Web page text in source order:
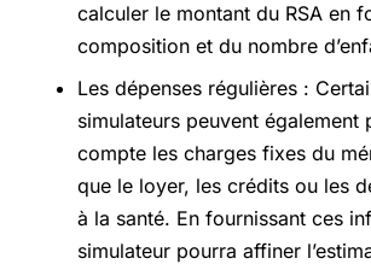
calculer le montant du RSA en
composition et du nombre
Les dépenses régulières :
simulateurs peuvent également
compte les charges fixes du
que le loyer, les crédits ou les
à la santé. En fournissant ces
simulateur pourra affiner